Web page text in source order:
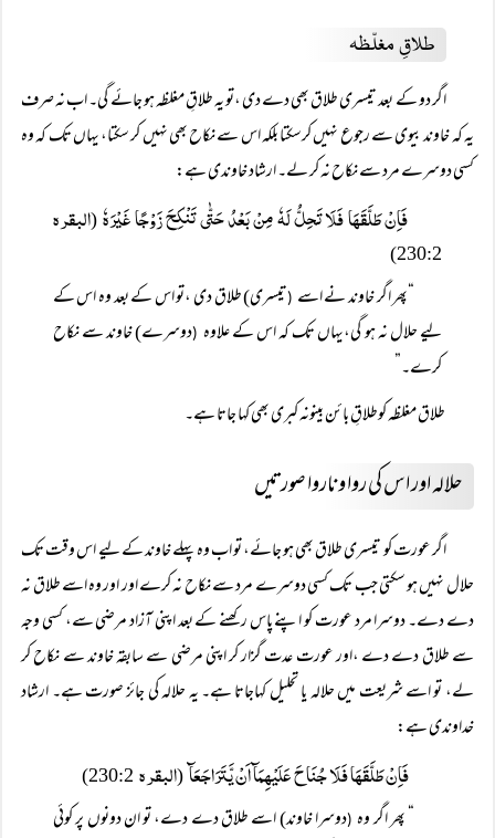
طلاقِ مغلّظہ
اگر دو کے بعد تیسری طلاق بھی دے دی ،تو یہ طلاقِ مغلظہ ہو جائے گی۔ اب نہ صرف
یہ کہ خاوند بیوی سے رجوع نہیں کرسکتا بلکہ اس سے نکاح بھی نہیں کر سکتا، یہاں تک کہ وہ
کسی دوسرے مرد سے نکاح نہ کر لے۔ ارشاد خاوندی ہے:
فَاِنْ طَلَّقَھَا فَلَا تَحِلُّ لَہٗ مِنْ بَعْدُ حَتّٰی تَنْکِحَ زَوْجًا غَیْرَہٗ (البقرہ
230:2)
“پھر اگر خاوند نے اسے (تیسری) طلاق دی ،تو اس کے بعد وہ اس کے
لیے حلال نہ ہو گی،یہاں تک کہ اس کے علاوہ (دوسرے) خاوند سے نکاح
کرے۔”
طلاق مغلظہ کوطلاقِ بائن بینونہ کبری بھی کہا جاتا ہے۔
حلالہ اور اس کی روا و ناروا صورتیں
اگر عورت کو تیسری طلاق بھی ہو جائے، تو اب وہ پہلے خاوند کے لیے اس وقت تک
حلال نہیں ہو سکتی جب تک کسی دوسرے مرد سے نکاح نہ کرے اور اور وہ اسے طلاق نہ
دے دے۔ دوسرا مرد عورت کو اپنے پاس رکھنے کے بعد اپنی آزاد مرضی سے، کسی وجہ
سے طلاق دے دے ،اور عورت عدت گزار کر اپنی مرضی سے سابقہ خاوند سے نکاح کر
لے، تو اسے شریعت میں حلالہ یا تحلیل کہاجاتا ہے۔ یہ حلالہ کی جائز صورت ہے۔ ارشاد
خداوندی ہے:
فَاِنْ طَلَّقَھَا فَلَا جُنَاحَ عَلَیْھِمَآ اَنْ یَّتَرَاجَعَآ(البقرہ230:2)
“ پھر اگر وہ(دوسرا خاوند) اسے طلاق دے دے، تو ان دونوں پر کوئی